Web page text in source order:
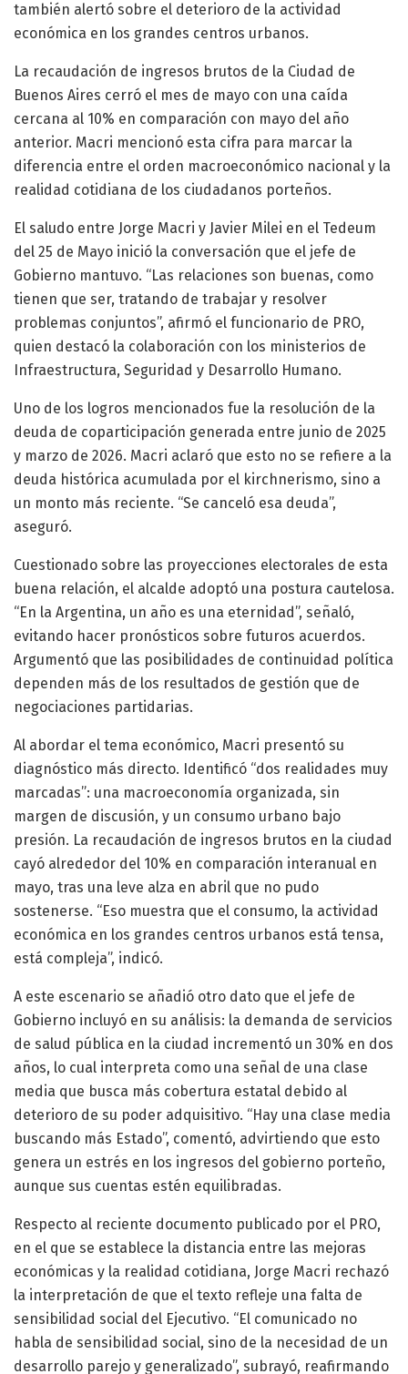
también alertó sobre el deterioro de la actividad
económica en los grandes centros urbanos.
La recaudación de ingresos brutos de la Ciudad de
Buenos Aires cerró el mes de mayo con una caída
cercana al 10% en comparación con mayo del año
anterior. Macri mencionó esta cifra para marcar la
diferencia entre el orden macroeconómico nacional y la
realidad cotidiana de los ciudadanos porteños.
El saludo entre Jorge Macri y Javier Milei en el Tedeum
del 25 de Mayo inició la conversación que el jefe de
Gobierno mantuvo. “Las relaciones son buenas, como
tienen que ser, tratando de trabajar y resolver
problemas conjuntos”, afirmó el funcionario de PRO,
quien destacó la colaboración con los ministerios de
Infraestructura, Seguridad y Desarrollo Humano.
Uno de los logros mencionados fue la resolución de la
deuda de coparticipación generada entre junio de 2025
y marzo de 2026. Macri aclaró que esto no se refiere a la
deuda histórica acumulada por el kirchnerismo, sino a
un monto más reciente. “Se canceló esa deuda”,
aseguró.
Cuestionado sobre las proyecciones electorales de esta
buena relación, el alcalde adoptó una postura cautelosa.
“En la Argentina, un año es una eternidad”, señaló,
evitando hacer pronósticos sobre futuros acuerdos.
Argumentó que las posibilidades de continuidad política
dependen más de los resultados de gestión que de
negociaciones partidarias.
Al abordar el tema económico, Macri presentó su
diagnóstico más directo. Identificó “dos realidades muy
marcadas”: una macroeconomía organizada, sin
margen de discusión, y un consumo urbano bajo
presión. La recaudación de ingresos brutos en la ciudad
cayó alrededor del 10% en comparación interanual en
mayo, tras una leve alza en abril que no pudo
sostenerse. “Eso muestra que el consumo, la actividad
económica en los grandes centros urbanos está tensa,
está compleja”, indicó.
A este escenario se añadió otro dato que el jefe de
Gobierno incluyó en su análisis: la demanda de servicios
de salud pública en la ciudad incrementó un 30% en dos
años, lo cual interpreta como una señal de una clase
media que busca más cobertura estatal debido al
deterioro de su poder adquisitivo. “Hay una clase media
buscando más Estado”, comentó, advirtiendo que esto
genera un estrés en los ingresos del gobierno porteño,
aunque sus cuentas estén equilibradas.
Respecto al reciente documento publicado por el PRO,
en el que se establece la distancia entre las mejoras
económicas y la realidad cotidiana, Jorge Macri rechazó
la interpretación de que el texto refleje una falta de
sensibilidad social del Ejecutivo. “El comunicado no
habla de sensibilidad social, sino de la necesidad de un
desarrollo parejo y generalizado”, subrayó, reafirmando